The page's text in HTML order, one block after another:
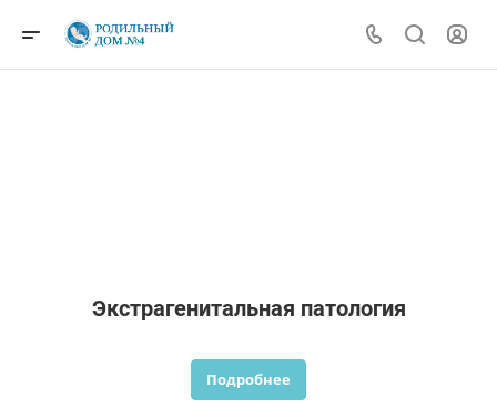
Экстрагенитальная патология
Подробнее